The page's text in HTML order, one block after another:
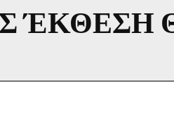
ΈΚΘΕΣΗ